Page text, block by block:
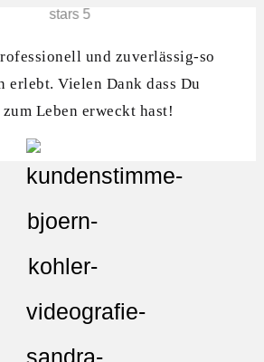
und zuverlässig-so
erlebt. Vielen Dank dass Du
Leben erweckt hast!